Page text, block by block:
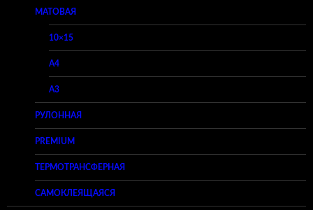
МАТОВАЯ
10×15
A4
A3
РУЛОННАЯ
PREMIUM
ТЕРМОТРАНСФЕРНАЯ
САМОКЛЕЯЩАЯСЯ